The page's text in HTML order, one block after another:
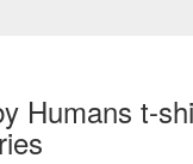
Humans t-